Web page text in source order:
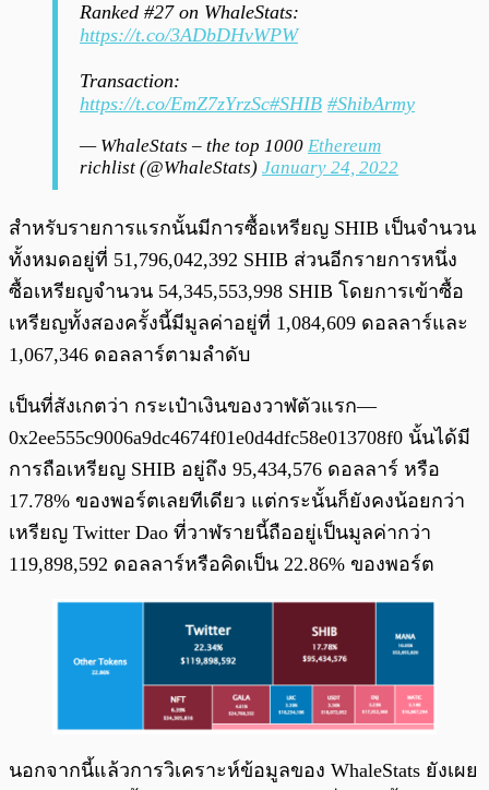
Ranked #27 on WhaleStats:
https://t.co/3ADbDHvWPW
Transaction:
https://t.co/EmZ7zYrzSc#SHIB #ShibArmy
— WhaleStats – the top 1000 Ethereum
richlist (@WhaleStats) January 24, 2022
สำหรับรายการแรกนั้นมีการซื้อเหรียญ SHIB เป็นจำนวน
ทั้งหมดอยู่ที่ 51,796,042,392 SHIB ส่วนอีกรายการหนึ่ง
ซื้อเหรียญจำนวน 54,345,553,998 SHIB โดยการเข้าซื้อ
เหรียญทั้งสองครั้งนี้มีมูลค่าอยู่ที่ 1,084,609 ดอลลาร์และ
1,067,346 ดอลลาร์ตามลำดับ
เป็นที่สังเกตว่า กระเป๋าเงินของวาฬตัวแรก—
0x2ee555c9006a9dc4674f01e0d4dfc58e013708f0 นั้นได้มี
การถือเหรียญ SHIB อยู่ถึง 95,434,576 ดอลลาร์ หรือ
17.78% ของพอร์ตเลยทีเดียว แต่กระนั้นก็ยังคงน้อยกว่า
เหรียญ Twitter Dao ที่วาฬรายนี้ถืออยู่เป็นมูลค่ากว่า
119,898,592 ดอลลาร์หรือคิดเป็น 22.86% ของพอร์ต
นอกจากนี้แล้วการวิเคราะห์ข้อมูลของ WhaleStats ยังเผย